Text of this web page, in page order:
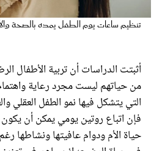
تنظيم ساعات يوم الطفل يمده بالصحة
أثبتت الدراسات أن تربية الأطفال
من حياتهم ليست مجرد رعاية
التي يتشكل فيها نمو الطفل العقلي
فإن اتباع روتين يومي يمكن أن يكون
حياة الأم ودوام عافيتها ونشاطها